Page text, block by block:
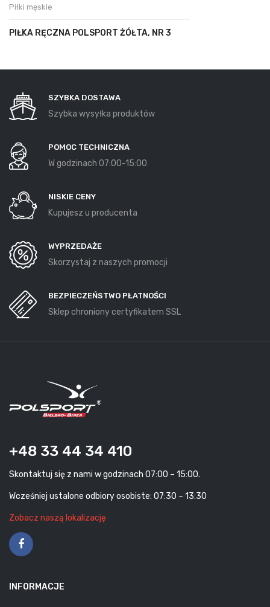
Piłki męskie
PIŁKA RĘCZNA POLSPORT ŻÓŁTA, NR 3
SZYBKA DOSTAWA
Szybka wysyłka produktów
POMOC TECHNICZNA
W godzinach 07:00-15:00
NISKIE CENY
Kupujesz u producenta
WYPRZEDAŻE
Skorzystaj z naszych promocji
BEZPIECZEŃSTWO PŁATNOŚCI
Sklep chroniony certyfikatem SSL
+48 33 44 34 410
Skontaktuj się z nami w godzinach 07:00 – 15:00.
Wcześniej ustalone odbiory osobiste: 07:30 – 13:30
Zobacz naszą lokalizację
INFORMACJE